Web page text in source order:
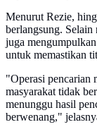
Menurut Rezie,
berlangsung.
juga
untuk memastikan
"Operasi pencarian
masyarakat tidak
menunggu hasil
berwenang,"